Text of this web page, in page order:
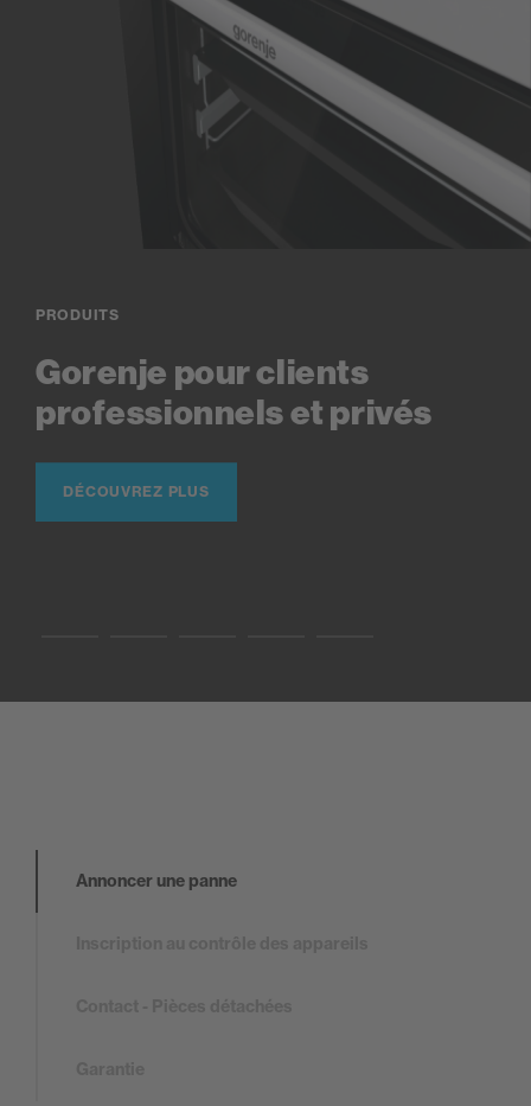
PRODUITS
Gorenje pour clients
professionnels et privés
DÉCOUVREZ PLUS
Annoncer une panne